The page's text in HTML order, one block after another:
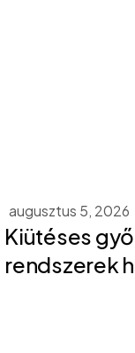
augusztus 5, 2026
Kiütéses
rendszerek